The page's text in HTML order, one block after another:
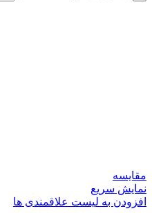
مقایسه
نمایش سریع
افزودن به لیست علاقمندی ها